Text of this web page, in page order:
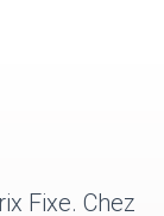
Fixe. Chez